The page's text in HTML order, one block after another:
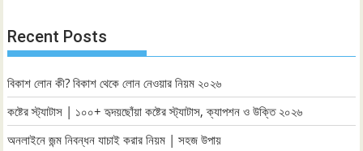
Recent Posts
বিকাশ লোন কী? বিকাশ থেকে লোন নেওয়ার নিয়ম ২০২৬
কষ্টের স্ট্যাটাস | ১০০+ হৃদয়ছোঁয়া কষ্টের স্ট্যাটাস, ক্যাপশন ও উক্তি ২০২৬
অনলাইনে জন্ম নিবন্ধন যাচাই করার নিয়ম | সহজ উপায়